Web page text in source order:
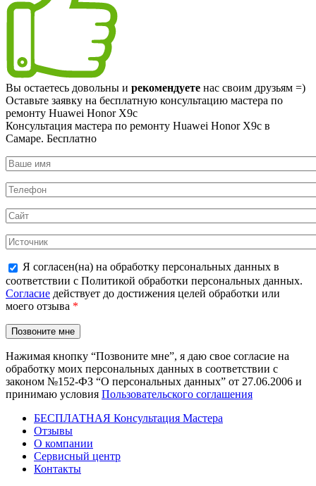
Вы остаетесь довольны и рекомендуете нас своим друзьям =)
Оставьте заявку на бесплатную консультацию мастера по
ремонту Huawei Honor X9c
Консультация мастера по ремонту Huawei Honor X9c в
Самаре. Бесплатно
Я согласен(на) на обработку персональных данных в
соответствии с Политикой обработки персональных данных.
Согласие действует до достижения целей обработки или
моего отзыва *
Нажимая кнопку “Позвоните мне”, я даю свое согласие на
обработку моих персональных данных в соответствии с
законом №152-ФЗ “О персональных данных” от 27.06.2006 и
принимаю условия Пользовательского соглашения
БЕСПЛАТНАЯ Консультация Мастера
Отзывы
О компании
Сервисный центр
Контакты